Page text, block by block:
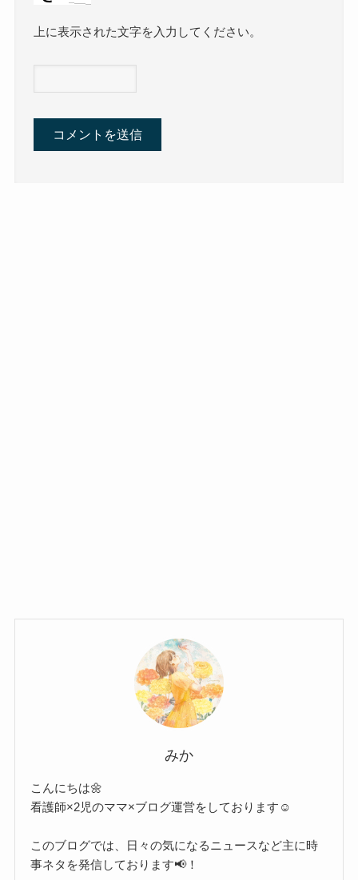
上に表示された文字を入力してください。
みか
こんにちは🌼
看護師×2児のママ×ブログ運営をしております☺︎
このブログでは、日々の気になるニュースなど主に時
事ネタを発信しております📢！